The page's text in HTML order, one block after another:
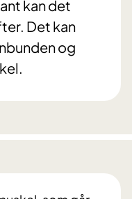
kan det
Det kan
og